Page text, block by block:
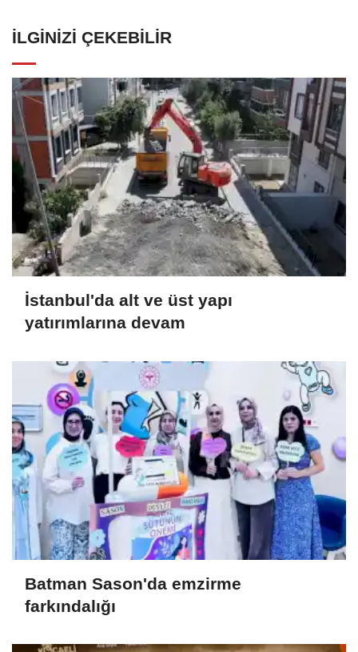
İLGINIZI ÇEKEBILIR
İstanbul'da alt ve üst yapı
yatırımlarına devam
Batman Sason'da emzirme
farkındalığı